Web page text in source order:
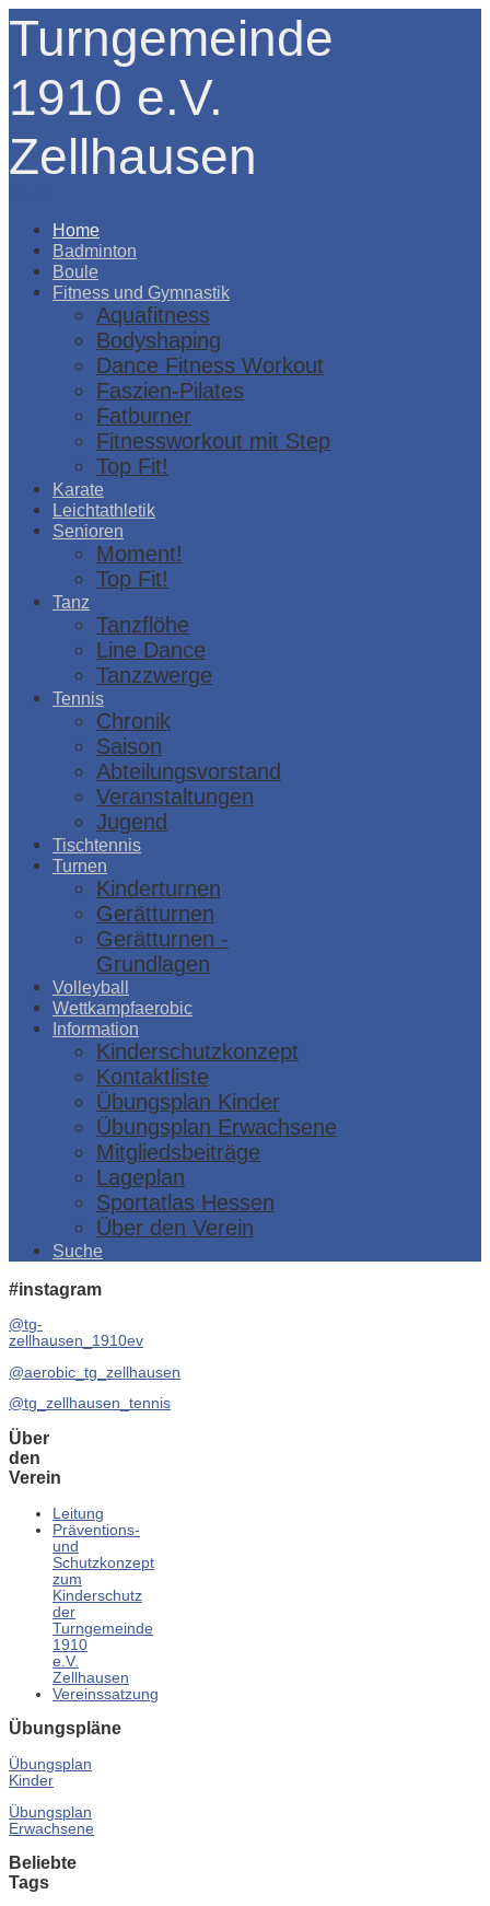
Turngemeinde
1910 e.V.
Zellhausen
Home
Badminton
Boule
Fitness und Gymnastik
Aquafitness
Bodyshaping
Dance Fitness Workout
Faszien-Pilates
Fatburner
Fitnessworkout mit Step
Top Fit!
Karate
Leichtathletik
Senioren
Moment!
Top Fit!
Tanz
Tanzflöhe
Line Dance
Tanzzwerge
Tennis
Chronik
Saison
Abteilungsvorstand
Veranstaltungen
Jugend
Tischtennis
Turnen
Kinderturnen
Gerätturnen
Gerätturnen -
Grundlagen
Volleyball
Wettkampfaerobic
Information
Kinderschutzkonzept
Kontaktliste
Übungsplan Kinder
Übungsplan Erwachsene
Mitgliedsbeiträge
Lageplan
Sportatlas Hessen
Über den Verein
Suche
#instagram
@tg-
zellhausen_1910ev
@aerobic_tg_zellhausen
@tg_zellhausen_tennis
Über
den
Verein
Leitung
Präventions-
und
Schutzkonzept
zum
Kinderschutz
der
Turngemeinde
1910
e.V.
Zellhausen
Vereinssatzung
Übungspläne
Übungsplan
Kinder
Übungsplan
Erwachsene
Beliebte
Tags